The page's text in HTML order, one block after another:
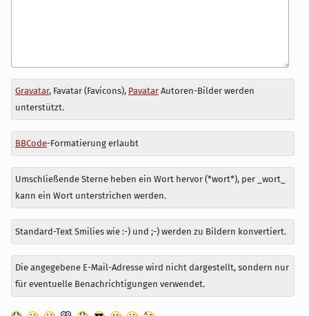
Antwort
zu
Gravatar, Favatar (Favicons), PavatarAutoren-Bilder werden
unterstützt.
BBCode-Formatierung erlaubt
Umschließende Sterne heben ein Wort hervor (*wort*), per _wort_
kann ein Wort unterstrichen werden.
Standard-Text Smilies wie :-) und ;-) werden zu Bildern konvertiert.
Die angegebene E-Mail-Adresse wird nicht dargestellt, sondern nur
für eventuelle Benachrichtigungen verwendet.